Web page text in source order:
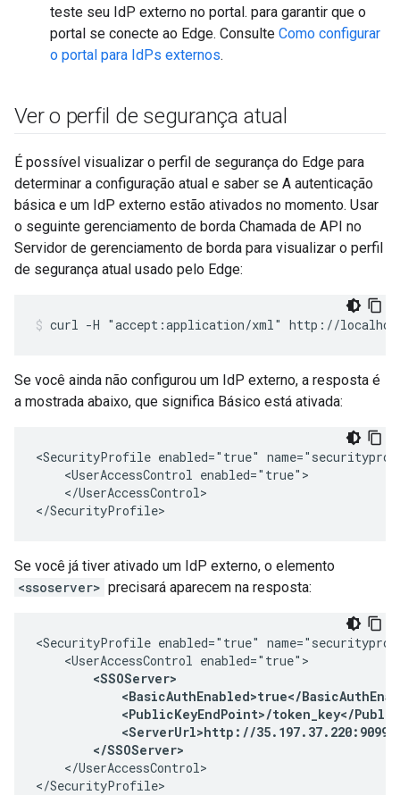
teste seu IdP externo no portal. para garantir que o
portal se conecte ao Edge. Consulte Como configurar
o portal para IdPs externos.
Ver o perfil de segurança atual
É possível visualizar o perfil de segurança do Edge para
determinar a configuração atual e saber se A autenticação
básica e um IdP externo estão ativados no momento. Usar
o seguinte gerenciamento de borda Chamada de API no
Servidor de gerenciamento de borda para visualizar o perfil
de segurança atual usado pelo Edge:
curl -H "accept:application/xml" http://
Se você ainda não configurou um IdP externo, a resposta é
a mostrada abaixo, que significa Básico está ativada:
<SecurityProfile enabled="true"
    <UserAccessControl enabled="true">
    </UserAccessControl>
</SecurityProfile>
Se você já tiver ativado um IdP externo, o elemento
<ssoserver> precisará aparecem na resposta:
<SecurityProfile enabled="true"
    <UserAccessControl enabled="true">
<SSOServer>
<BasicAuthEnabled>true</
<PublicKeyEndPoint>/token_key</
<ServerUrl>http://
        </SSOServer>
    </UserAccessControl>
</SecurityProfile>